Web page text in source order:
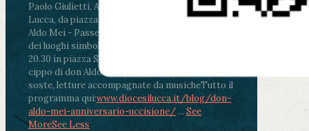
Paolo Giulietti, Arcivescovo di Lucca
ore 20.30 -
Lucca, da piazza San Michele al Cippo di don
Aldo Mei - Passeggiata della Memoria in alcuni
dei luoghi simbolo della città. Ritrovo alle ore
20.30 in piazza San Michele con conclusione al
cippo di don Aldo Mei (Porta Elisa). Durante le
soste, letture accompagnate da musicheTutto il
programma qui:www.diocesilucca.it/blog/don-
aldo-mei-anniversario-uccisione/ ... See
MoreSee Less